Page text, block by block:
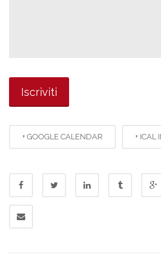
+ GOOGLE CALENDAR + ICAL